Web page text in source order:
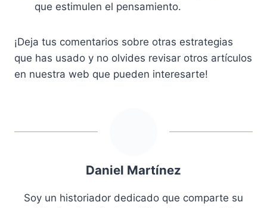
que estimulen el pensamiento.
¡Deja tus comentarios sobre otras estrategias
que has usado y no olvides revisar otros artículos
en nuestra web que pueden interesarte!
Daniel Martínez
Soy un historiador dedicado que comparte su